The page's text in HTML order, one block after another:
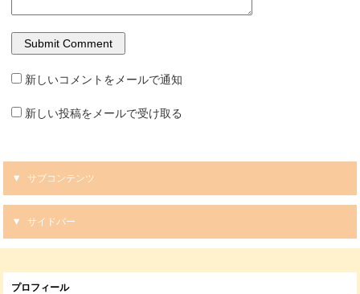
新しいコメントをメールで通知
新しい投稿をメールで受け取る
サブコンテンツ
サイドバー
プロフィール